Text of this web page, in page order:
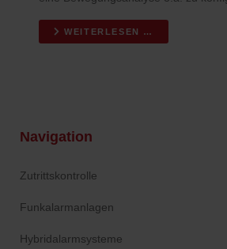
WEITERLESEN …
Navigation
Zutrittskontrolle
Funkalarmanlagen
Hybridalarmsysteme